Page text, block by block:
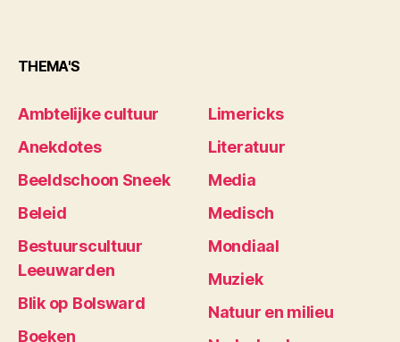
THEMA'S
Ambtelijke cultuur
Anekdotes
Beeldschoon Sneek
Beleid
Bestuurscultuur
Leeuwarden
Blik op Bolsward
Boeken
Limericks
Literatuur
Media
Medisch
Mondiaal
Muziek
Natuur en milieu